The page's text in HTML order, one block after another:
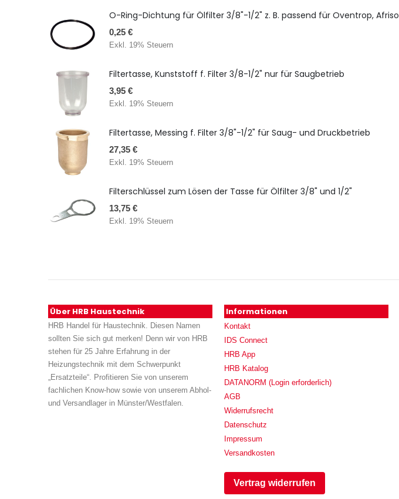
O-Ring-Dichtung für Ölfilter 3/8"-1/2" z. B. passend für Oventrop, Afriso
0,25 €
Exkl. 19% Steuern
Filtertasse, Kunststoff f. Filter 3/8-1/2" nur für Saugbetrieb
3,95 €
Exkl. 19% Steuern
Filtertasse, Messing f. Filter 3/8"-1/2" für Saug- und Druckbetrieb
27,35 €
Exkl. 19% Steuern
Filterschlüssel zum Lösen der Tasse für Ölfilter 3/8" und 1/2"
13,75 €
Exkl. 19% Steuern
Über HRB Haustechnik
HRB Handel für Haustechnik. Diesen Namen
sollten Sie sich gut merken! Denn wir von HRB
stehen für 25 Jahre Erfahrung in der
Heizungstechnik mit dem Schwerpunkt
„Ersatzteile“. Profitieren Sie von unserem
fachlichen Know-how sowie von unserem Abhol-
und Versandlager in Münster/Westfalen.
Informationen
Kontakt
IDS Connect
HRB App
HRB Katalog
DATANORM (Login erforderlich)
AGB
Widerrufsrecht
Datenschutz
Impressum
Versandkosten
Vertrag widerrufen